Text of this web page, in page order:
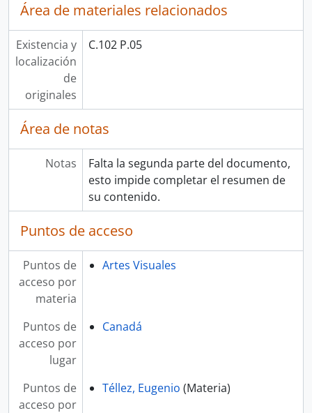
Área de materiales relacionados
Existencia y
localización
de
originales
C.102 P.05
Área de notas
Notas
Falta la segunda parte del documento,
esto impide completar el resumen de
su contenido.
Puntos de acceso
Puntos de
acceso por
materia
Artes Visuales
Puntos de
acceso por
lugar
Canadá
Puntos de
acceso por
Téllez, Eugenio (Materia)